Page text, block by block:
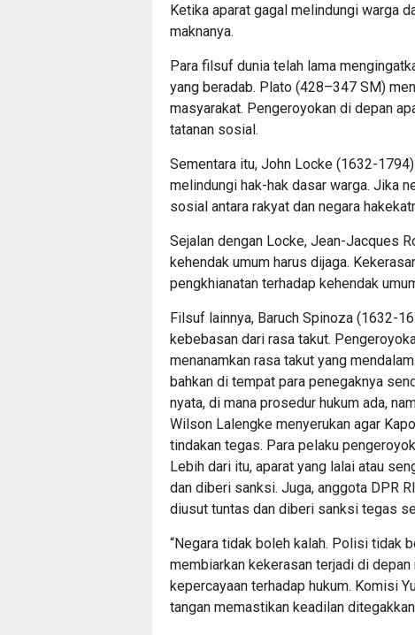
Ketika aparat gagal melindungi warga
maknanya.
Para filsuf dunia telah lama
yang beradab. Plato (428–347 SM)
masyarakat. Pengeroyokan di depan
tatanan sosial.
Sementara itu, John Locke (1632-
melindungi hak-hak dasar warga. Jika
sosial antara rakyat dan negara
Sejalan dengan Locke, Jean-Jacques
kehendak umum harus dijaga.
pengkhianatan terhadap kehendak
Filsuf lainnya, Baruch Spinoza (1632-
kebebasan dari rasa takut.
menanamkan rasa takut yang
bahkan di tempat para penegaknya
nyata, di mana prosedur hukum ada,
Wilson Lalengke menyerukan agar
tindakan tegas. Para pelaku
Lebih dari itu, aparat yang lalai atau
dan diberi sanksi. Juga, anggota DPR
diusut tuntas dan diberi sanksi tegas
“Negara tidak boleh kalah. Polisi tidak
membiarkan kekerasan terjadi di
kepercayaan terhadap hukum. Komisi
tangan memastikan keadilan